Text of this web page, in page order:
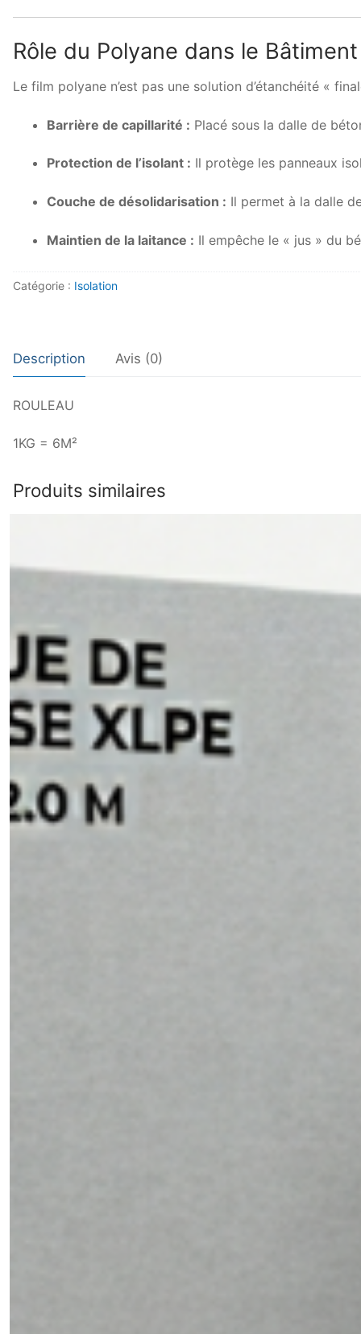
Rôle du Polyane dans le Bâtiment
Le film polyane n’est pas une solution d’étanchéité «
Barrière de capillarité : Placé sous la dalle de
Protection de l’isolant : Il protège les panneaux
Couche de désolidarisation : Il permet à la dalle
Maintien de la laitance : Il empêche le « jus » du
Catégorie : Isolation
Description Avis (0)
ROULEAU
1KG = 6M²
Produits similaires